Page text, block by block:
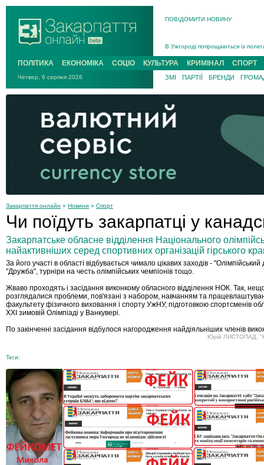
ПОВІДОМИТИ НОВИНУ
В Ужгороді попрощаються із
В Ужгороді 5 серпня
Підтвердили загибель
На війні з рф поліг військовий з
На Хустщині внаслідок ДТП за
Інструктора районного ТЦК на
ПОЛІТИКА ЕКОНОМІКА СОЦІО КУЛЬТУРА КРИМІНАЛ СПОРТ
Четвер, 6 серпня 2026 ЗМІ ПАРТІЇ БРЕНДИ
Закарпаття онлайн » Новини » Спорт
Чи поїдуть закарпатці у
Закарпатське обласне відділення Національного
найактивніших серед спортивних організацій гірського
За його участі в області відбувається чимало цікавих заходів - "Олімпійський
"Дружба", турніри на честь олімпійських чемпіонів тощо.
Жваво проходять і засідання виконкому обласного відділення НОК. Так,
розглядалися проблеми, пов'язані з набором, навчанням та
факультету фізичного виховання і спорту УжНУ, підготовкою спортсменів
XXI зимовій Олімпіаді у Ванкувері.
По закінченні засідання відбулося нагородження найдіяльніших членів
Юрій ЛИСТОПАД,
Теги: